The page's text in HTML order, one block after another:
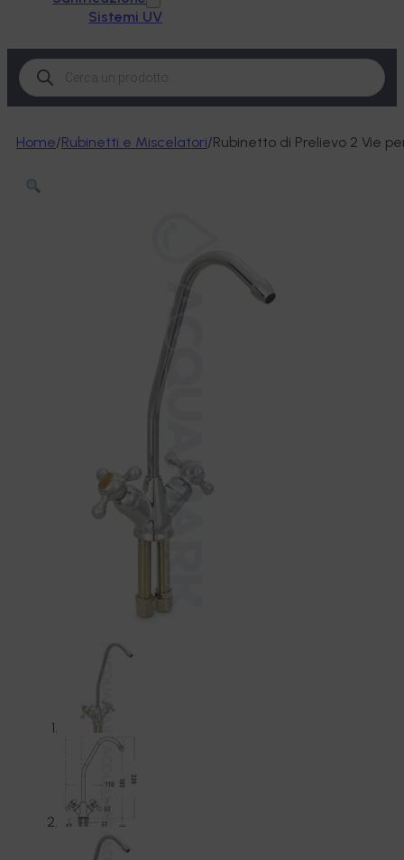
Sistemi UV
Products
search
Home/Rubinetti e Miscelatori/Rubinetto di Prelievo 2 Vie